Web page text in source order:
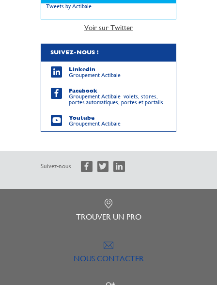
Tweets by Actibaie
Voir sur Twitter
SUIVEZ-NOUS !
Linkedin
Groupement Actibaie
Facebook
Groupement Actibaie volets, stores,
portes automatiques, portes et portails
Youtube
Groupement Actibaie
Suivez-nous
TROUVER UN PRO
NOUS CONTACTER